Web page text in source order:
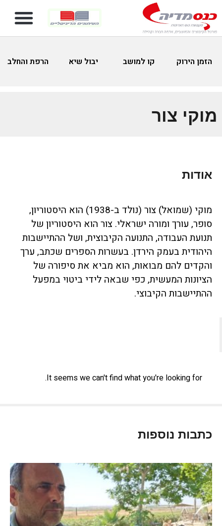
הזמן הירוק קו למושב יבול שיא הרפת והחלב
מוקי צור
אודות
מוקי (שמואל) צור (נולד ב-1938) הוא היסטוריון,
סופר, עורך ומורה ישראלי. צור הוא היסטוריון של
תנועת העבודה, התנועה הקיבוצית, ושל ההתיישבות
היהודית בעמק הירדן. בעשרות הספרים שכתב, ערך
והקדים להם מבואות, הוא מביא את סיפורה של
הציונות המעשית, כפי שבאה לידי ביטוי במפעל
ההתיישבות הקיבוצי.
It seems we can't find what you're looking for.
כתבות נוספות